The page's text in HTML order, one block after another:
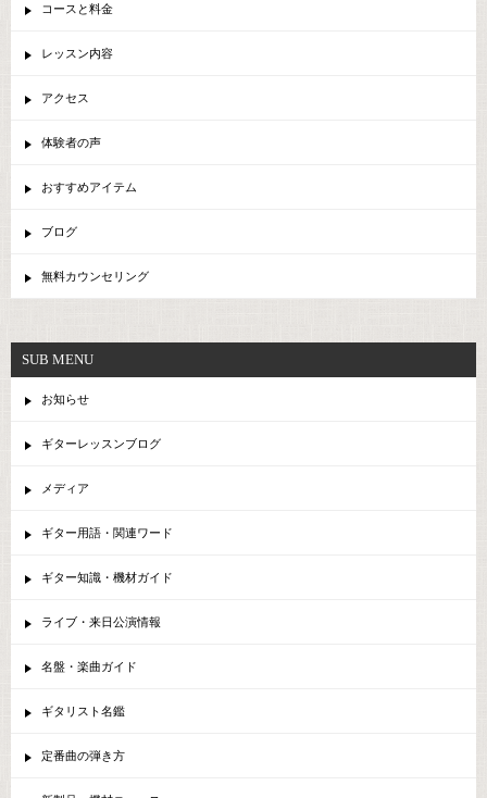
コースと料金
レッスン内容
アクセス
体験者の声
おすすめアイテム
ブログ
無料カウンセリング
SUB MENU
お知らせ
ギターレッスンブログ
メディア
ギター用語・関連ワード
ギター知識・機材ガイド
ライブ・来日公演情報
名盤・楽曲ガイド
ギタリスト名鑑
定番曲の弾き方